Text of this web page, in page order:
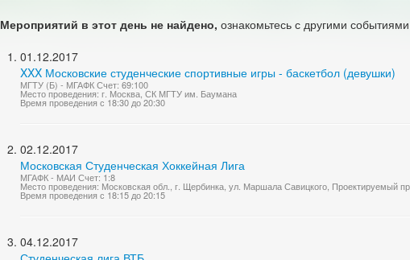
Мероприятий в этот день не найдено, ознакомьтесь с другими
01.12.2017
XXX Московские студенческие спортивные игры - баскетбол (девушки)
МГТУ (Б) - МГАФК Счет: 69:100
Место проведения: г. Москва, СК МГТУ им. Баумана
Время проведения с 18:30 до 20:30
02.12.2017
Московская Студенческая Хоккейная Лига
МГАФК - МАИ Счет: 1:8
Место проведения: Московская обл., г. Щербинка, ул. Маршала Савицкого, Проектируемый
Время проведения с 18:15 до 20:15
04.12.2017